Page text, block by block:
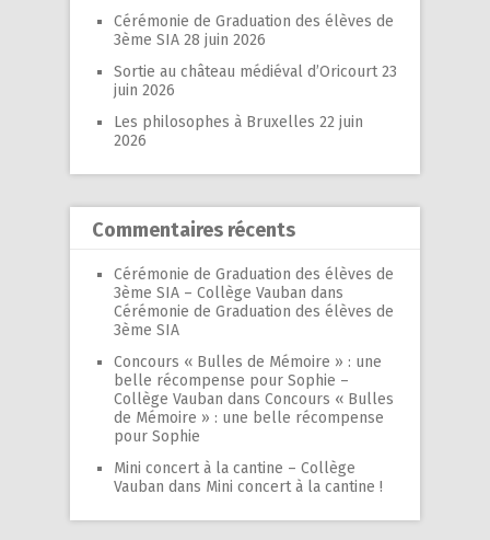
Cérémonie de Graduation des élèves de
3ème SIA 28 juin 2026
Sortie au château médiéval d’Oricourt 23
juin 2026
Les philosophes à Bruxelles 22 juin
2026
Commentaires récents
Cérémonie de Graduation des élèves de
3ème SIA – Collège Vauban dans
Cérémonie de Graduation des élèves de
3ème SIA
Concours « Bulles de Mémoire » : une
belle récompense pour Sophie –
Collège Vauban dans Concours « Bulles
de Mémoire » : une belle récompense
pour Sophie
Mini concert à la cantine – Collège
Vauban dans Mini concert à la cantine !